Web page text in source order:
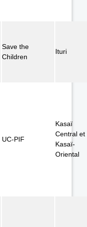
Save the
Children
Ituri
UC-PIF
Kasaï
Central et
Kasaï-
Oriental